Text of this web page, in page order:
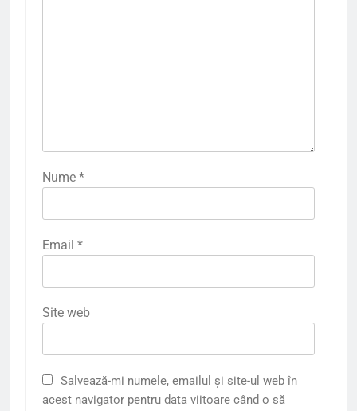
Nume *
Email *
Site web
Salvează-mi numele, emailul și site-ul web în
acest navigator pentru data viitoare când o să